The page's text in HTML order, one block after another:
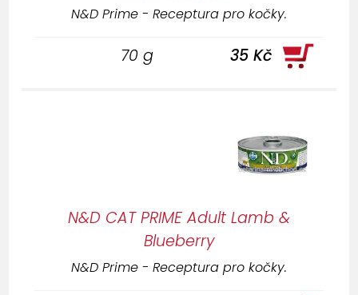
N&D Prime - Receptura pro kočky.
70 g 35 Kč
N&D CAT PRIME Adult Lamb &
Blueberry
N&D Prime - Receptura pro kočky.